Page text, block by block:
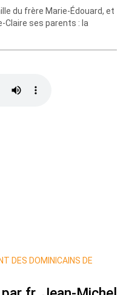
du frère Marie-Édouard, et
Claire ses parents : la
DES DOMINICAINS DE